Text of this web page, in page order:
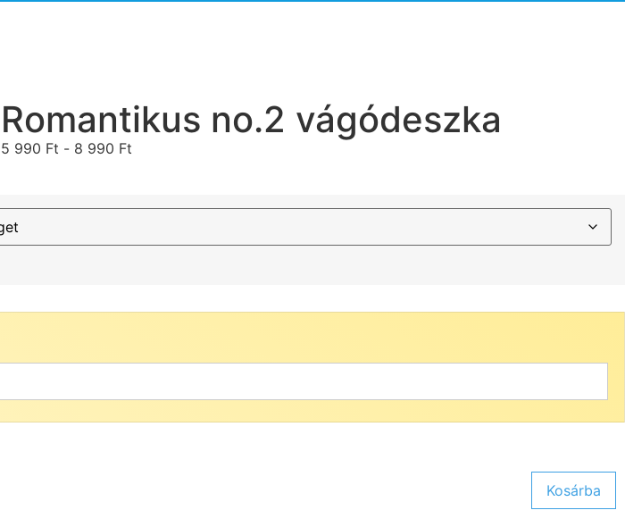
Romantikus no.2 vágódeszka
5 990 Ft - 8 990 Ft
Kosárba